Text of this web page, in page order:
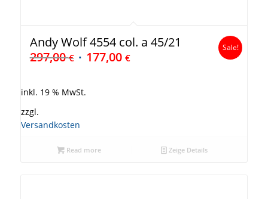
Andy Wolf 4554 col. a 45/21
297,00€ 177,00 €
Sale!
inkl. 19 % MwSt.
zzgl.
Versandkosten
Read more Zeige Details